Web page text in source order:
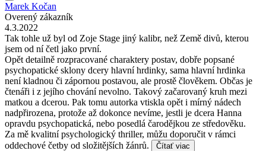
Marek Kočan
Overený zákazník
4.3.2022
Tak tohle už byl od Zoje Stage jiný kalibr, než Země divů, kterou
jsem od ní četl jako první.
Opět detailně rozpracované charaktery postav, dobře popsané
psychopatické sklony dcery hlavní hrdinky, sama hlavní hrdinka
není kladnou či zápornou postavou, ale prostě člověkem. Občas je
čtenáři i z jejího chování nevolno. Takový začarovaný kruh mezi
matkou a dcerou. Pak tomu autorka vtiskla opět i mírný nádech
nadpřirozena, protože až dokonce nevíme, jestli je dcera Hanna
opravdu psychopatická, nebo posedlá čarodějkou ze středověku.
Za mě kvalitní psychologický thriller, můžu doporučit v rámci
oddechové četby od složitějších žánrů.
Čítať viac